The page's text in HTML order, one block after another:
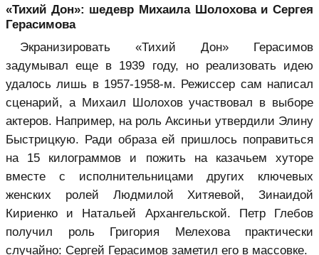
«Тихий Дон»: шедевр Михаила Шолохова и Сергея
Герасимова
Экранизировать «Тихий Дон» Герасимов
задумывал еще в 1939 году, но реализовать идею
удалось лишь в 1957-1958-м. Режиссер сам написал
сценарий, а Михаил Шолохов участвовал в выборе
актеров. Например, на роль Аксиньи утвердили Элину
Быстрицкую. Ради образа ей пришлось поправиться
на 15 килограммов и пожить на казачьем хуторе
вместе с исполнительницами других ключевых
женских ролей Людмилой Хитяевой, Зинаидой
Кириенко и Натальей Архангельской. Петр Глебов
получил роль Григория Мелехова практически
случайно: Сергей Герасимов заметил его в массовке.